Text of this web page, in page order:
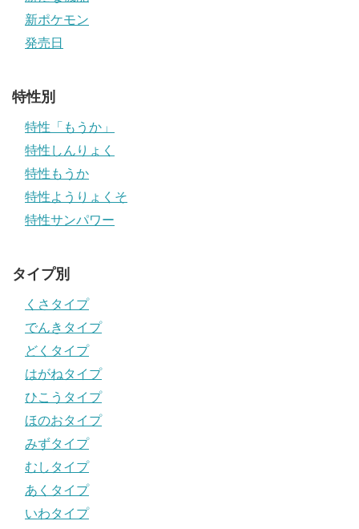
新ポケモン
発売日
特性別
特性「もうか」
特性しんりょく
特性もうか
特性ようりょくそ
特性サンパワー
タイプ別
くさタイプ
でんきタイプ
どくタイプ
はがねタイプ
ひこうタイプ
ほのおタイプ
みずタイプ
むしタイプ
あくタイプ
いわタイプ